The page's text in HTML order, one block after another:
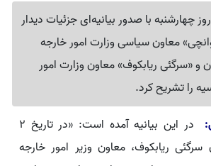
چهارشنبه با صدور بیانیه‌ای جزئیات دیدار
معاون سیاسی وزارت امور خارجه
و «سرگئی ریابکوف» معاون وزارت امور
را تشریح کرد.
در این بیانیه‌ آمده است: «در تاریخ ۲
سرگئی ریابکوف، معاون وزیر امور خارجه